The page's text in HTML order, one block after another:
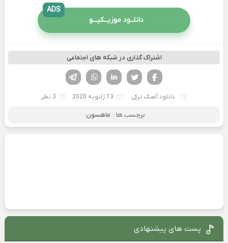
دانلــود موزیــکیـــو
ADS
اشتراک گذاری در شبکه های اجتماعی
لینکدین تویتر
فیسوک
دانلود آهنگ ترکی 13 ژانویه 2020 3 نظر
برچسب ها : ماهسون
پست های پیشنهادی